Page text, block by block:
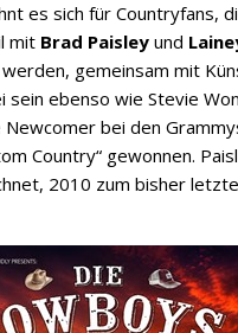
es sich für Countryfans,
mit Brad Paisley und
gemeinsam mit
sein ebenso wie Stevie
Newcomer bei den
Country“ gewonnen.
2010 zum bisher